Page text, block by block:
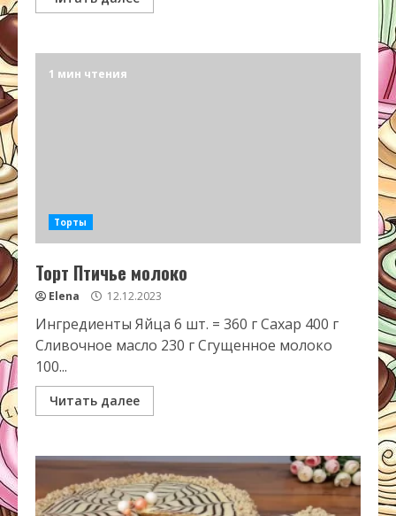
1 мин чтения
Торты
Торт Птичье молоко
Elena 12.12.2023
Ингредиенты Яйца 6 шт. = 360 г Сахар 400 г
Сливочное масло 230 г Сгущенное молоко
100...
Читать далее